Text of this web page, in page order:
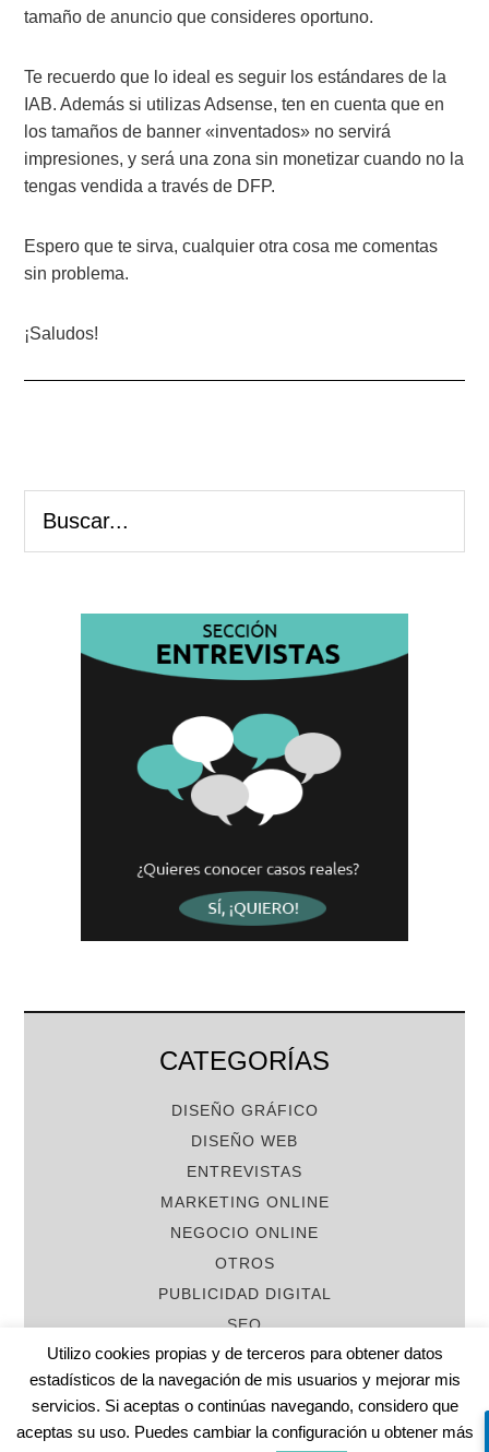
tamaño de anuncio que consideres oportuno.
Te recuerdo que lo ideal es seguir los estándares de la
IAB. Además si utilizas Adsense, ten en cuenta que en
los tamaños de banner «inventados» no servirá
impresiones, y será una zona sin monetizar cuando no la
tengas vendida a través de DFP.
Espero que te sirva, cualquier otra cosa me comentas
sin problema.
¡Saludos!
CATEGORÍAS
DISEÑO GRÁFICO
DISEÑO WEB
ENTREVISTAS
MARKETING ONLINE
NEGOCIO ONLINE
OTROS
PUBLICIDAD DIGITAL
SEO
COPYRIGHT © 2026 · PARALLAX PRO THEME
Utilizo cookies propias y de terceros para obtener datos
estadísticos de la navegación de mis usuarios y mejorar mis
servicios. Si aceptas o continúas navegando, considero que
aceptas su uso. Puedes cambiar la configuración u obtener más